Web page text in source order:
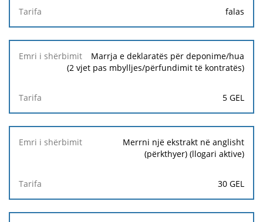
falas
Marrja e deklaratës për deponime/hua
(2 vjet pas mbylljes/përfundimit të kontratës)
5 GEL
Merrni një ekstrakt në anglisht
(përkthyer) (llogari aktive)
30 GEL